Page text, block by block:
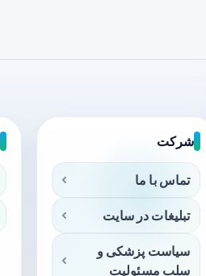
شرکت
تماس با ما
تبلیغات در سایت
سیاست پزشکی و
سلب مسئولیت